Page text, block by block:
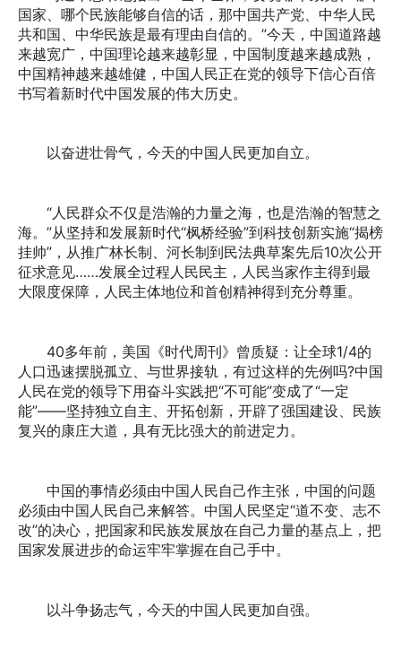
国家、哪个民族能够自信的话，那中国共产党、中华人民
共和国、中华民族是最有理由自信的。”今天，中国道路越
来越宽广，中国理论越来越彰显，中国制度越来越成熟，
中国精神越来越雄健，中国人民正在党的领导下信心百倍
书写着新时代中国发展的伟大历史。
以奋进壮骨气，今天的中国人民更加自立。
“人民群众不仅是浩瀚的力量之海，也是浩瀚的智慧之
海。”从坚持和发展新时代“枫桥经验”到科技创新实施“揭榜
挂帅”，从推广林长制、河长制到民法典草案先后10次公开
征求意见……发展全过程人民民主，人民当家作主得到最
大限度保障，人民主体地位和首创精神得到充分尊重。
40多年前，美国《时代周刊》曾质疑：让全球1/4的
人口迅速摆脱孤立、与世界接轨，有过这样的先例吗?中国
人民在党的领导下用奋斗实践把“不可能”变成了“一定
能”——坚持独立自主、开拓创新，开辟了强国建设、民族
复兴的康庄大道，具有无比强大的前进定力。
中国的事情必须由中国人民自己作主张，中国的问题
必须由中国人民自己来解答。中国人民坚定“道不变、志不
改”的决心，把国家和民族发展放在自己力量的基点上，把
国家发展进步的命运牢牢掌握在自己手中。
以斗争扬志气，今天的中国人民更加自强。